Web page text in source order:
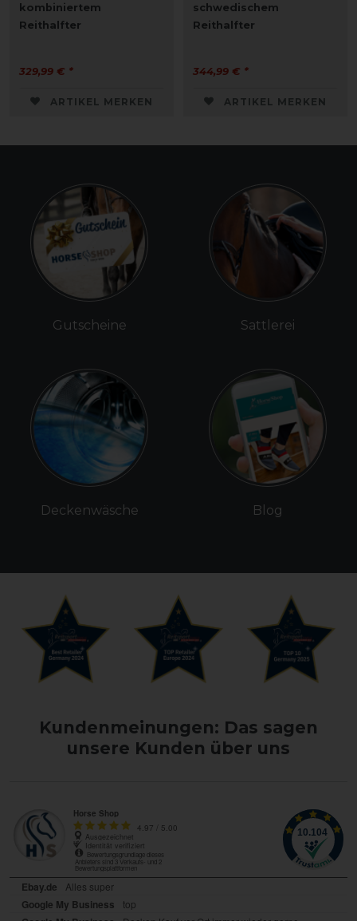
kombiniertem
Reithalfter
329,99 € *
ARTIKEL MERKEN
schwedischem
Reithalfter
344,99 € *
ARTIKEL MERKEN
Gutscheine
Deckenwäsche
Sattlerei
Blog
Kundenmeinungen: Das sagen
unsere Kunden über uns